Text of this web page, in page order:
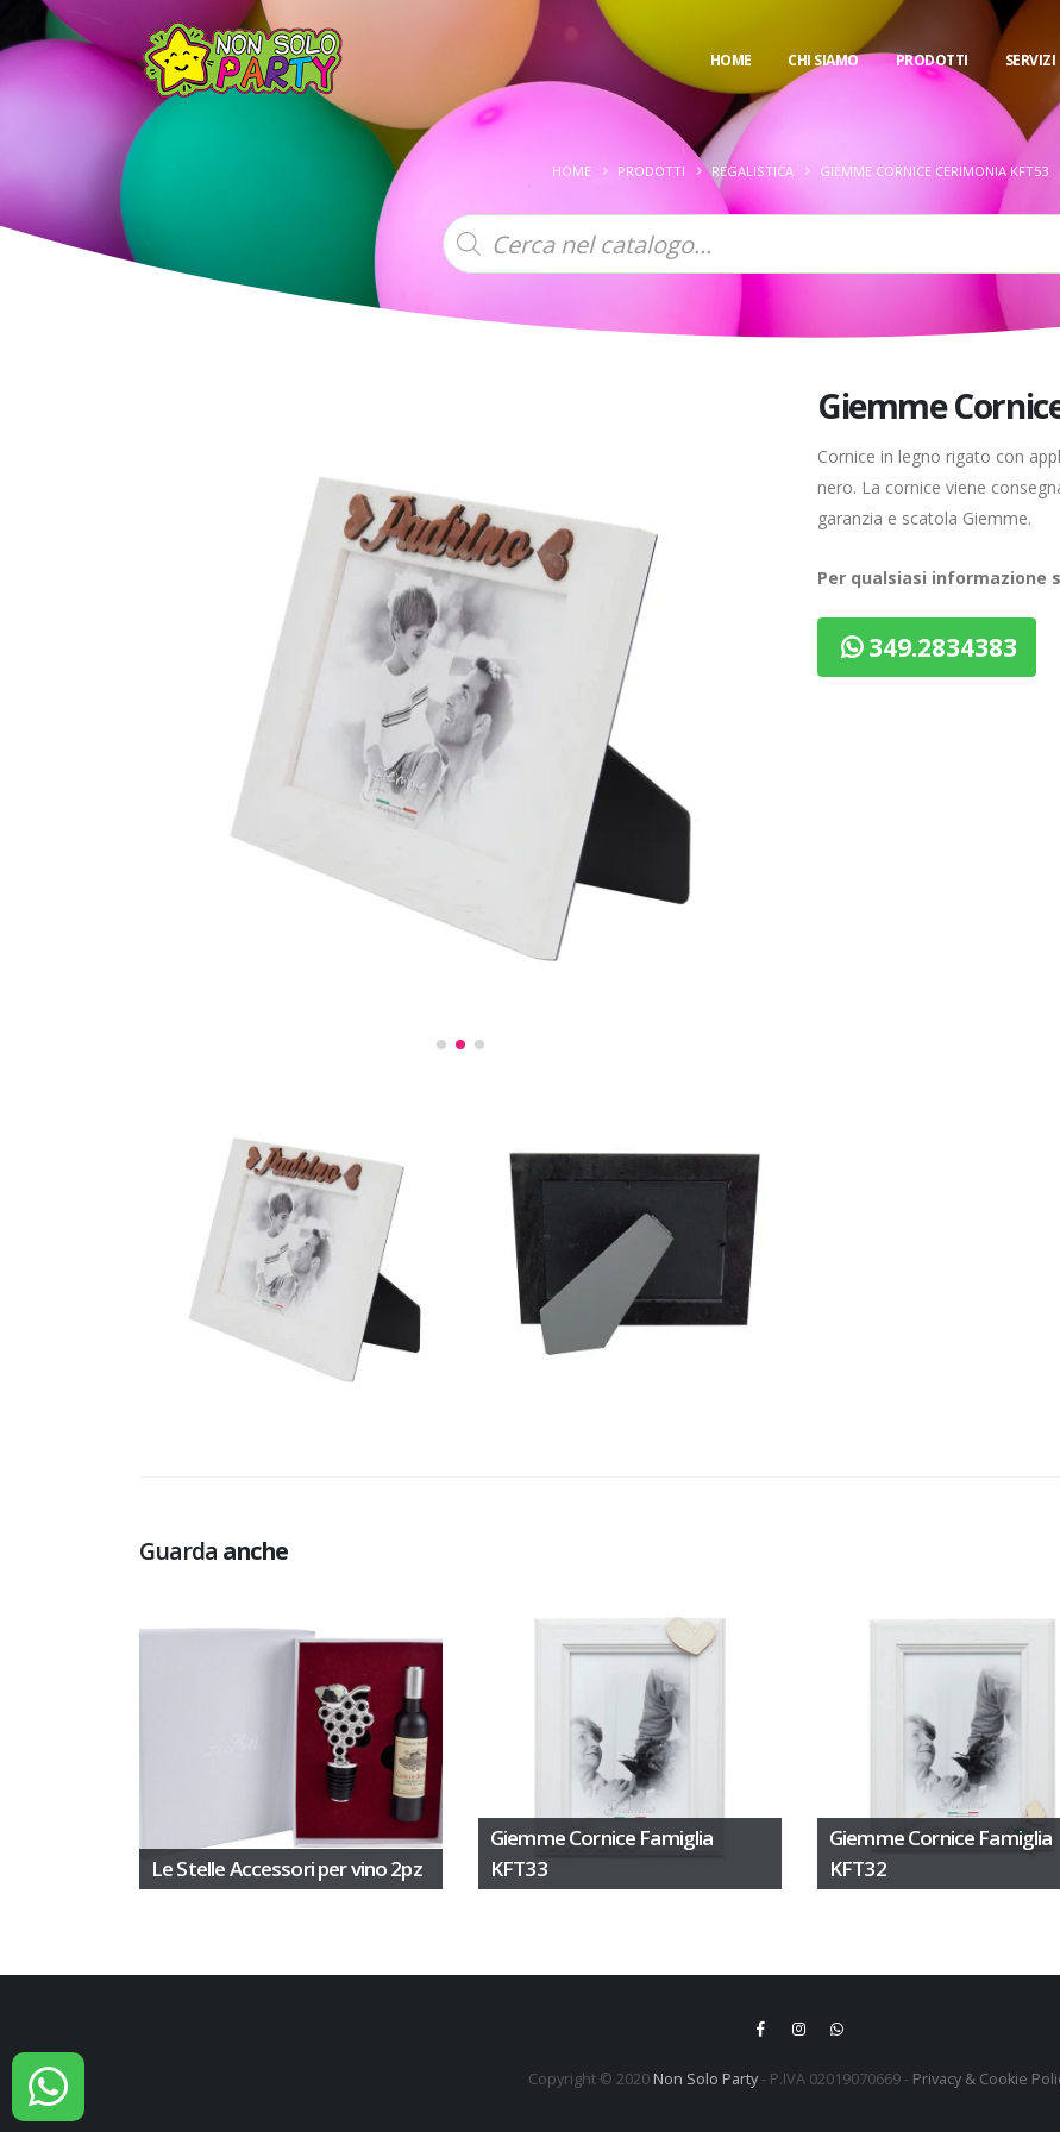
HOME CHI SIAMO PRODOTTI SERVIZI
HOME PRODOTTI REGALISTICA GIEMME CORNICE CERIMONIA KFT53
Products
search
Giemme
Cornice in legno rigato con
nero. La cornice viene
garanzia e scatola Giemme.
Per qualsiasi informazione
349.2834383
Guarda anche
Le Stelle Accessori per vino 2pz
Giemme Cornice Famiglia
KFT33
Giemme Cornice Famiglia
KFT32
Copyright © 2020 Non Solo Party- P.IVA 02019070669 - Privacy & Cookie